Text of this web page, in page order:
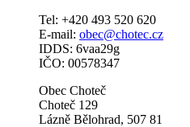
Tel: +420 493 520 620
E-mail: obec@chotec.cz
IDDS: 6vaa29g
IČO: 00578347
Obec Choteč
Choteč 129
Lázně Bělohrad, 507 81